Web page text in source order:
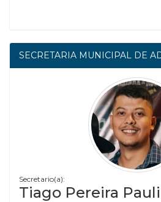
SECRETARIA MUNICIPAL DE
Secretario(a):
Tiago Pereira